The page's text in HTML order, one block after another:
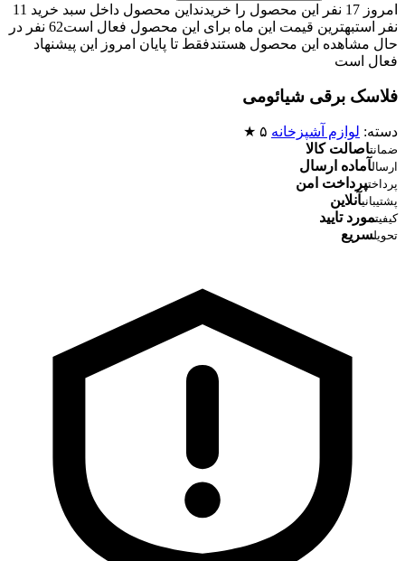
امروز 17 نفر این محصول را خریدند
این محصول داخل سبد خرید 11
نفر استبهترین قیمت این ماه برای این محصول فعال است
62 نفر در
حال مشاهده این محصول هستندفقط تا پایان امروز این پیشنهاد
فعال است
فلاسک برقی شیائومی
دسته: لوازم آشپزخانه ۵ ★
ضمانتاصالت کالا
ارسالآماده ارسال
پرداختپرداخت امن
پشتیبانیآنلاین
کیفیتمورد تایید
تحویلسریع